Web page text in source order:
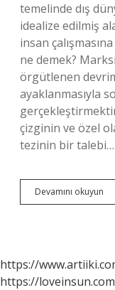
temelinde dış
idealize edilmiş
insan
ne demek?
örgütlenen
ayaklanmasıyla
çizginin ve özel
tezinin bir talebi…
Devamını okuyun
https://
https://